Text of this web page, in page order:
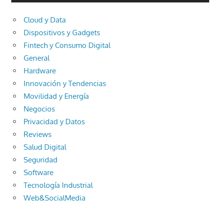
Cloud y Data
Dispositivos y Gadgets
Fintech y Consumo Digital
General
Hardware
Innovación y Tendencias
Movilidad y Energía
Negocios
Privacidad y Datos
Reviews
Salud Digital
Seguridad
Software
Tecnología Industrial
Web&SocialMedia